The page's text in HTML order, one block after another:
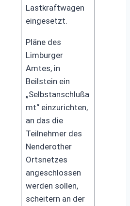
Lastkraftwagen
eingesetzt.
Pläne des
Limburger
Amtes, in
Beilstein ein
„Selbstanschlußa
mt“ einzurichten,
an das die
Teilnehmer des
Nenderother
Ortsnetzes
angeschlossen
werden sollen,
scheitern an der